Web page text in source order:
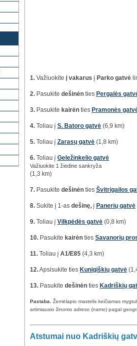
1. Važiuokite į vakarus į Parko gatvė
2. Pasukite dešinėn ties Pergalės
3. Pasukite kairėn ties Pramonės
4. Toliau į S. Batoro gatvė (6,9 km)
5. Toliau į Zarasų gatvė (1,8 km)
6. Toliau į Geležinkelio gatvė
Važiuokite 1 žiedine sankryža
(1,3 km)
7. Pasukite dešinėn ties Švitrigailos
8. Sukite į 1-as dešinę, į Panerių gatvė
9. Toliau į Vilkpėdės gatvė (0,8 km)
10. Pasukite kairėn ties Savanorių
11. Toliau į A1/E85 (4,3 km)
12.Apsisukite ties Kunigiškių gatvė
13. Pasukite dešinėn ties Kadriškių
Pastaba. Žemėlapio mastelis keičiamas
artimiausio žinomo adreso (namo) pagal
Atstumai nuo Kadriškių